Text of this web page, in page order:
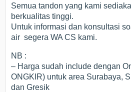
Semua tandon yang kami
berkualitas tinggi.
Untuk informasi dan konsultasi
air segera WA CS kami.
NB :
– Harga sudah include dengan
ONGKIR) untuk area Surabaya,
dan Gresik